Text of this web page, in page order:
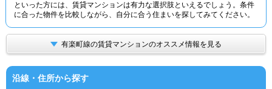
といった方には、賃貸マンションは有力な選択肢といえるでしょう。条件
に合った物件を比較しながら、自分に合う住まいを探してみてください。
有楽町線の賃貸マンションのオススメ情報を見る
沿線・住所から探す